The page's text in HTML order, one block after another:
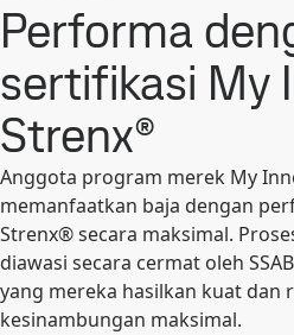
Performa
sertifikasi My
Strenx®
Anggota program merek My
memanfaatkan baja dengan
Strenx® secara maksimal.
diawasi secara cermat oleh
yang mereka hasilkan kuat dan
kesinambungan maksimal.